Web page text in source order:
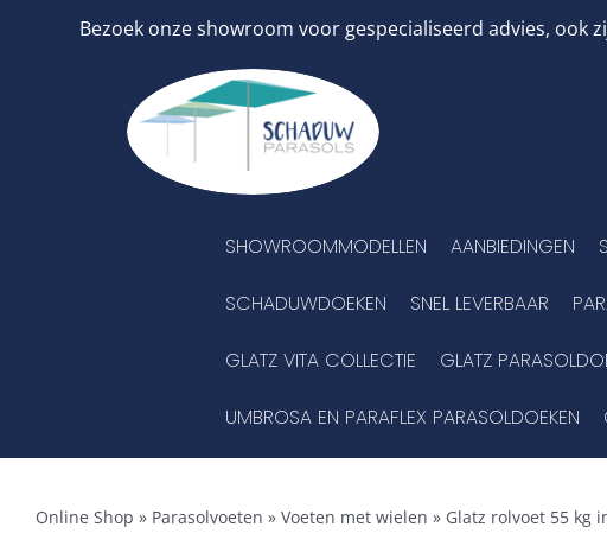
Bezoek onze showroom voor gespecialiseerd advies,
SHOWROOMMODELLEN AANBIEDINGEN
SCHADUWDOEKEN SNEL LEVERBAAR
GLATZ VITA COLLECTIE GLATZ
UMBROSA EN PARAFLEX PARASOLDOEKEN
Online Shop » Parasolvoeten » Voeten met wielen » Glatz rolvoet 55 kg